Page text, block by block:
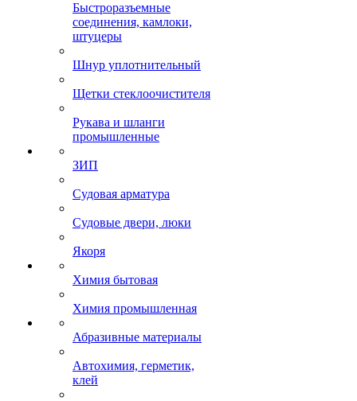
Быстроразъемные
соединения, камлоки,
штуцеры
Шнур уплотнительный
Щетки стеклоочистителя
Рукава и шланги
промышленные
ЗИП
Судовая арматура
Судовые двери, люки
Якоря
Химия бытовая
Химия промышленная
Абразивные материалы
Автохимия, герметик,
клей